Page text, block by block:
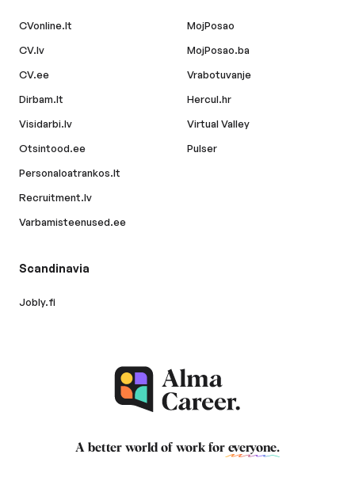
CVonline.lt
CV.lv
CV.ee
Dirbam.lt
Visidarbi.lv
Otsintood.ee
Personaloatrankos.lt
Recruitment.lv
Varbamisteenused.ee
MojPosao
MojPosao.ba
Vrabotuvanje
Hercul.hr
Virtual Valley
Pulser
Scandinavia
Jobly.fi
A better world of work for everyone.